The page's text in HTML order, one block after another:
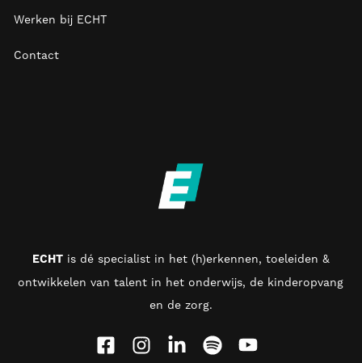
ECHTis dé specialist in het (h)erkennen, toeleiden &
ontwikkelen van talent in het onderwijs, de kinderopvang
en de zorg.
Werken bij ECHT
Contact